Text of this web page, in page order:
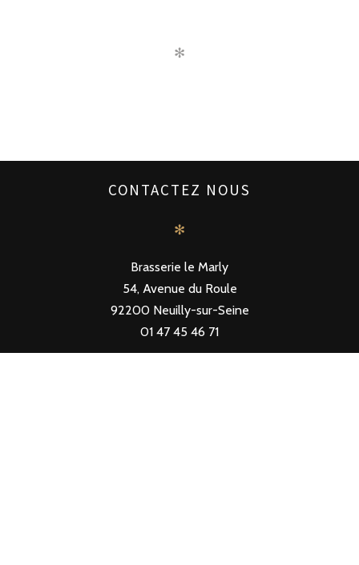
✻
CONTACTEZ NOUS
✻
Brasserie le Marly
54, Avenue du Roule
92200 Neuilly-sur-Seine
01 47 45 46 71